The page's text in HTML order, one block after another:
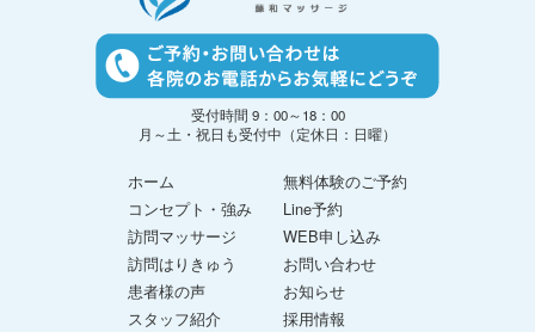
受付時間 9：00～18：00
月～土・祝日も受付中（定休日：日曜）
ホーム
コンセプト・強み
訪問マッサージ
訪問はりきゅう
患者様の声
スタッフ紹介
無料体験のご予約
Line予約
WEB申し込み
お問い合わせ
お知らせ
採用情報